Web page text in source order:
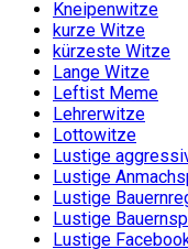
Kneipenwitze
kurze Witze
kürzeste Witze
Lange Witze
Leftist Meme
Lehrerwitze
Lottowitze
Lustige
Lustige
Lustige
Lustige
Lustige